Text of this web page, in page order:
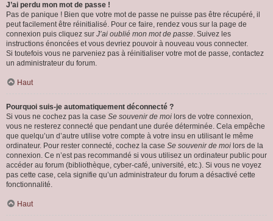
J’ai perdu mon mot de passe !
Pas de panique ! Bien que votre mot de passe ne puisse pas être récupéré, il
peut facilement être réinitialisé. Pour ce faire, rendez vous sur la page de
connexion puis cliquez sur J’ai oublié mon mot de passe. Suivez les
instructions énoncées et vous devriez pouvoir à nouveau vous connecter.
Si toutefois vous ne parveniez pas à réinitialiser votre mot de passe, contactez
un administrateur du forum.
Haut
Pourquoi suis-je automatiquement déconnecté ?
Si vous ne cochez pas la case Se souvenir de moi lors de votre connexion,
vous ne resterez connecté que pendant une durée déterminée. Cela empêche
que quelqu’un d’autre utilise votre compte à votre insu en utilisant le même
ordinateur. Pour rester connecté, cochez la case Se souvenir de moi lors de la
connexion. Ce n’est pas recommandé si vous utilisez un ordinateur public pour
accéder au forum (bibliothèque, cyber-café, université, etc.). Si vous ne voyez
pas cette case, cela signifie qu’un administrateur du forum a désactivé cette
fonctionnalité.
Haut